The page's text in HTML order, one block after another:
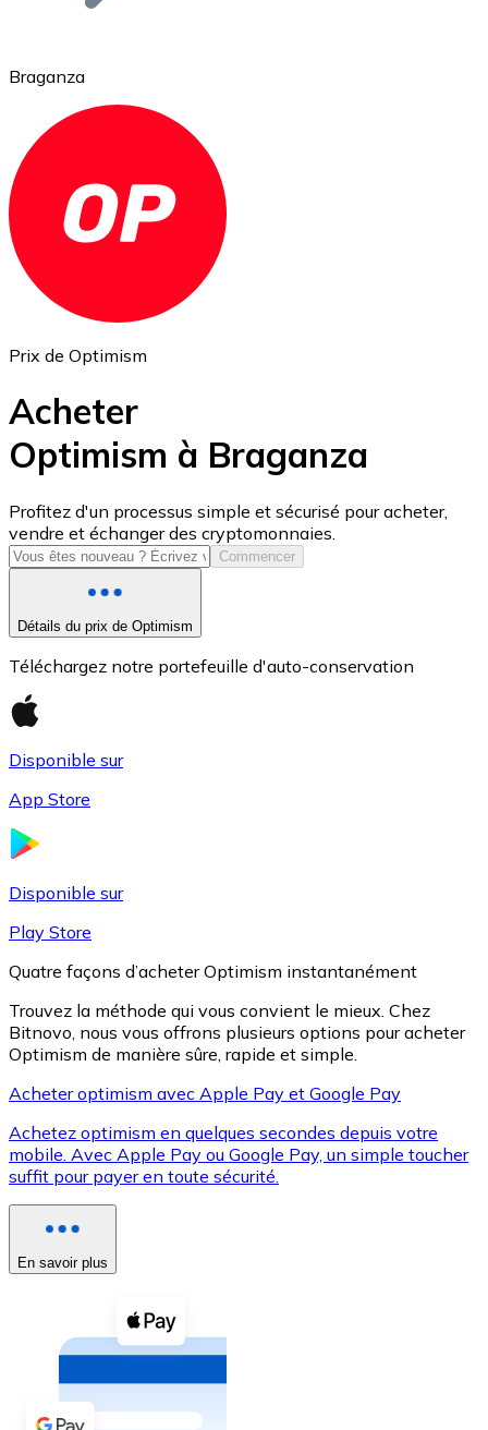
Ethereum
ETH
USD Coin
USDC
XRP
XRP
Voir toutes
Coupons crypto
Achetez des cryptomonnaies en espèces et d'autres
Acheter avec espèces
Virement SEPA
Braganza
Prix de Optimism
Acheter
Optimism à Braganza
Profitez d'un processus simple et sécurisé pour acheter,
vendre et échanger des cryptomonnaies.
Commencer
Détails du prix de Optimism
Téléchargez notre portefeuille d'auto-conservation
Disponible sur
App Store
Disponible sur
Play Store
Quatre façons d’acheter Optimism instantanément
Trouvez la méthode qui vous convient le mieux. Chez
Bitnovo, nous vous offrons plusieurs options pour acheter
Optimism de manière sûre, rapide et simple.
Acheter optimism avec Apple Pay et Google Pay
Achetez optimism en quelques secondes depuis votre
mobile. Avec Apple Pay ou Google Pay, un simple toucher
suffit pour payer en toute sécurité.
En savoir plus